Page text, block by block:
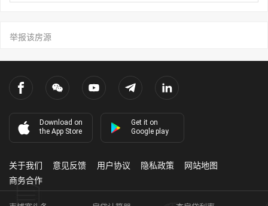
举报该房源
Download on
the App Store
Get it on
Google play
关于我们 意见反馈 用户协议 隐私政策
网站地图
商务合作